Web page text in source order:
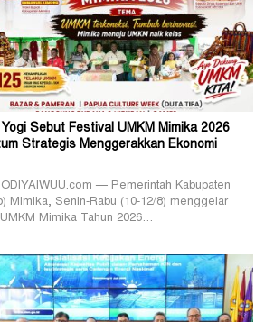
Sebut Festival UMKM Mimika 2026
Strategis Menggerakkan Ekonomi
ODIYAIWUU.com — Pemerintah Kabupaten
Mimika, Senin-Rabu (10-12/8) menggelar
Mimika Tahun 2026…